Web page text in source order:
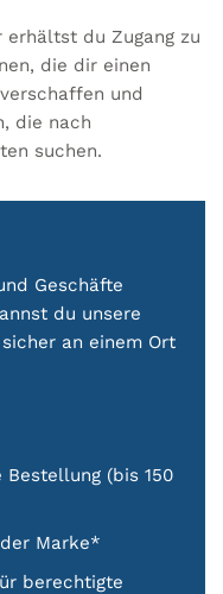
du Zugang zu
die dir einen
und
die nach
suchen.
Geschäfte
du unsere
an einem Ort
(bis 150
Marke*
berechtigte